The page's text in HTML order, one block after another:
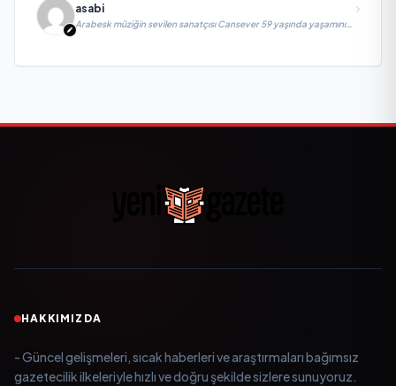
asabi
Arabesk müziğin sevilen sanatçısı Cansever 59 yaşında yaşamını
HAKKIMIZDA
- Güncel gelişmeleri, sıcak haberleri ve araştırmaları bağımsız
gazetecilik ilkeleriyle hızlı ve doğru şekilde sizlere sunuyoruz.